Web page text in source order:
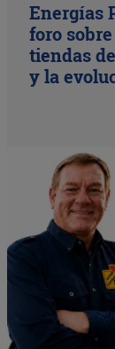
Energías
foro
tiendas
y la